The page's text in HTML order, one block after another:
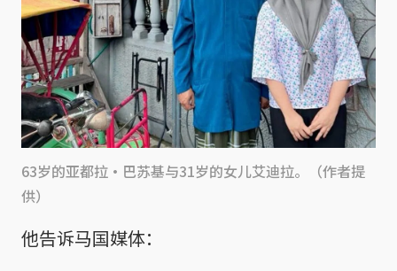
63岁的亚都拉·巴苏基与31岁的女儿艾迪拉。（作者提
供）
他告诉马国媒体：